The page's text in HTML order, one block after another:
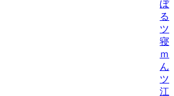
ぼ
る
ツ
寝
ｍ
ん
ツ
江